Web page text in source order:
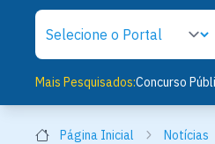
Mais Pesquisados:Concurso
Página Inicial Notícias